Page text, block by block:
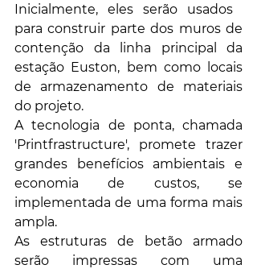
Inicialmente, eles serão usados ​​
para construir parte dos muros de
contenção da linha principal da
estação Euston, bem como locais
de armazenamento de materiais
do projeto.
A tecnologia de ponta, chamada
'Printfrastructure', promete trazer
grandes benefícios ambientais e
economia de custos, se
implementada de uma forma mais
ampla.
As estruturas de betão armado
serão impressas com uma